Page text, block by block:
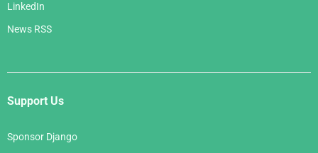
LinkedIn
News RSS
Support Us
Sponsor Django